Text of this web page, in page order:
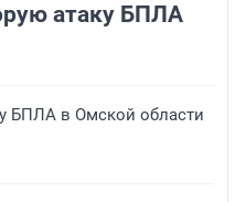
атаку БПЛА
БПЛА в Омской области